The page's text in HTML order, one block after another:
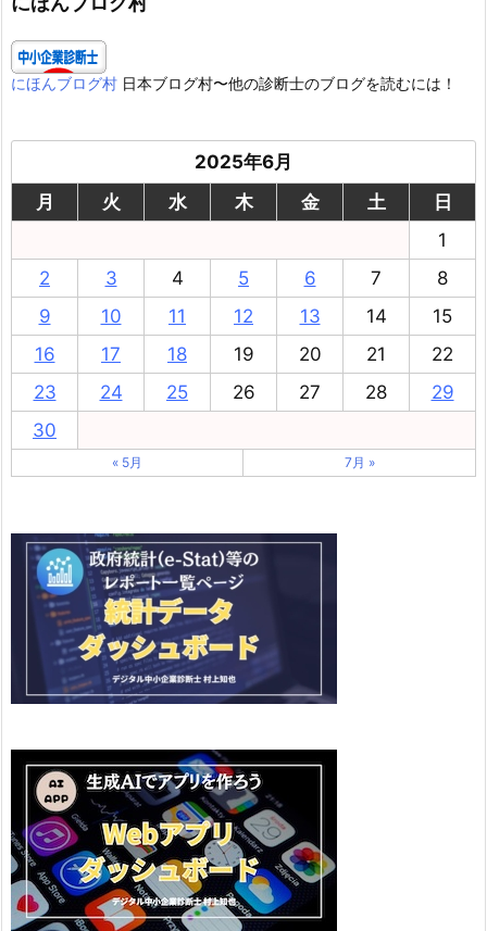
にほんブログ村 日本ブログ村〜他の診断士のブログを読むには！
2025年6月
月
火 水 木 金 土
日
1
2
3 4 5 6 7
8
9
10 11 12 13 14
15
16
17 18 19 20 21
22
23
24 25 26 27 28
29
30
« 5月 7月 »